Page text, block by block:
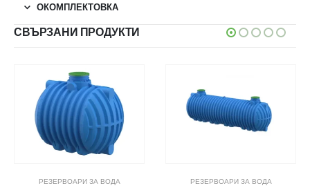
ОКОМПЛЕКТОВКА
СВЪРЗАНИ ПРОДУКТИ
РЕЗЕРВОАРИ ЗА ВОДА РЕЗЕРВОАРИ ЗА ВОДА